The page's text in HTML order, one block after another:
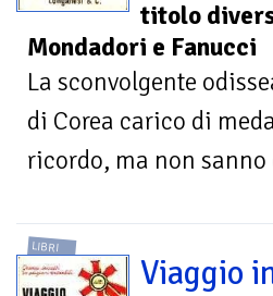
titolo
Mondadori e Fanucci
La sconvolgente
di Corea carico di
ricordo, ma non
LIBRI
Viaggio